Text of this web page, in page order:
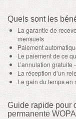
Quels sont les
La garantie de
mensuels
Paiement
Le paiement de ce
L’annulation gratuite
La réception d’un
Le gain du temps en
Guide rapide pour
permanente